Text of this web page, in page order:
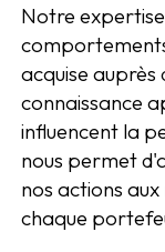
Notre
acquise auprès
connaissance
influencent la
nous permet
nos actions
chaque